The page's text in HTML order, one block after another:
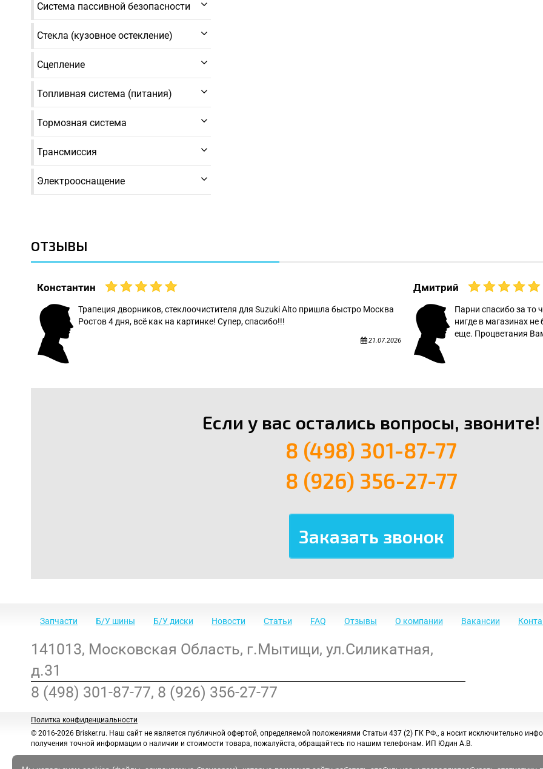
Система пассивной безопасности
Стекла (кузовное остекление)
Сцепление
Топливная система (питания)
Тормозная система
Трансмиссия
Электрооснащение
ОТЗЫВЫ
Константин
Трапеция дворников, стеклоочистителя для Suzuki Alto пришла быстро Москва
Ростов 4 дня, всё как на картинке! Супер, спасибо!!!
21.07.2026
Дмитрий
Парни спасибо за то
нигде в магазинах
еще. Процветания
Если у вас остались вопросы, звоните!
8 (498) 301-87-77
8 (926) 356-27-77
Запчасти Б/У шины Б/У диски Новости Статьи FAQ Отзывы О компании Вакансии
141013, Московская Область, г.Мытищи, ул.Силикатная,
д.31
8 (498) 301-87-77, 8 (926) 356-27-77
Политка конфиденциальности
© 2016-2026 Brisker.ru. Наш сайт не является публичной офертой, определяемой положениями Статьи 437 (2) ГК РФ., а носит исключительно
получения точной информации о наличии и стоимости товара, пожалуйста, обращайтесь по нашим телефонам. ИП Юдин А.В.